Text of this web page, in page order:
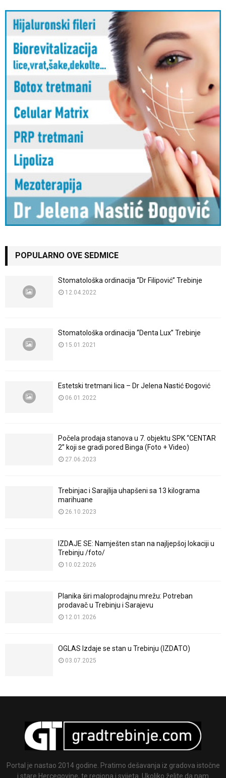
POPULARNO OVE SEDMICE
Stomatološka ordinacija “Dr Filipović” Trebinje
12.04.2022
Stomatološka ordinacija “Denta Lux” Trebinje
15.01.2021
Estetski tretmani lica – Dr Jelena Nastić Đogović
06.01.2022
Počela prodaja stanova u 7. objektu SPK “CENTAR
2” koji se gradi pored Binga (Foto + Video)
27.06.2023
Trebinjac i Sarajlija uhapšeni sa 13 kilograma
marihuane
26.10.2023
IZDAJE SE: Namješten stan na najljepšoj lokaciji u
Trebinju /foto/
10.02.2026
Planika širi maloprodajnu mrežu: Potreban
prodavač u Trebinju i Sarajevu
12.01.2026
OGLAS Izdaje se stan u Trebinju (IZDATO)
03.07.2025
Portal je nastao 2014 godine. Pratimo dešavanja iz gradova istočne
i stare Hercegovine, te regiona i svijeta. Ukoliko želite da nam